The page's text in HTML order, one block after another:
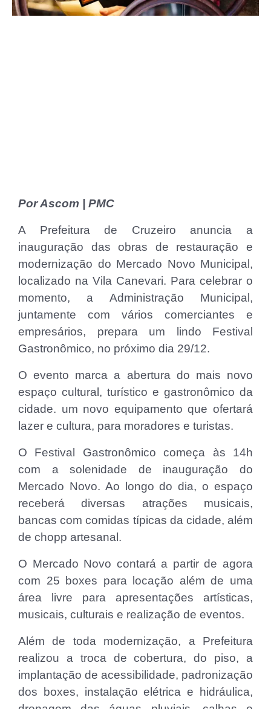
Por Ascom | PMC
A Prefeitura de Cruzeiro anuncia a
inauguração das obras de restauração e
modernização do Mercado Novo Municipal,
localizado na Vila Canevari. Para celebrar o
momento, a Administração Municipal,
juntamente com vários comerciantes e
empresários, prepara um lindo Festival
Gastronômico, no próximo dia 29/12.
O evento marca a abertura do mais novo
espaço cultural, turístico e gastronômico da
cidade. um novo equipamento que ofertará
lazer e cultura, para moradores e turistas.
O Festival Gastronômico começa às 14h
com a solenidade de inauguração do
Mercado Novo. Ao longo do dia, o espaço
receberá diversas atrações musicais,
bancas com comidas típicas da cidade, além
de chopp artesanal.
O Mercado Novo contará a partir de agora
com 25 boxes para locação além de uma
área livre para apresentações artísticas,
musicais, culturais e realização de eventos.
Além de toda modernização, a Prefeitura
realizou a troca de cobertura, do piso, a
implantação de acessibilidade, padronização
dos boxes, instalação elétrica e hidráulica,